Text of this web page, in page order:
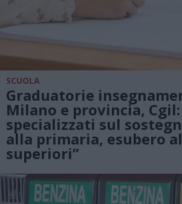
SCUOLA
Graduatorie
Milano e provincia, Cgil:
specializzati sul
alla primaria, esubero
superiori”